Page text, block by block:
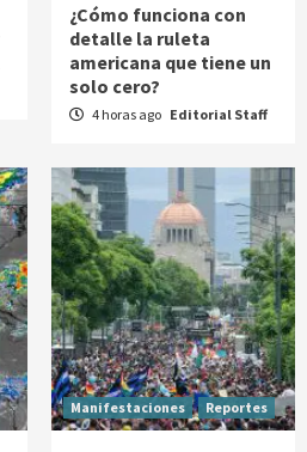
¿Cómo funciona con
detalle la ruleta
americana que tiene un
solo cero?
4 horas ago Editorial Staff
Manifestaciones Reportes